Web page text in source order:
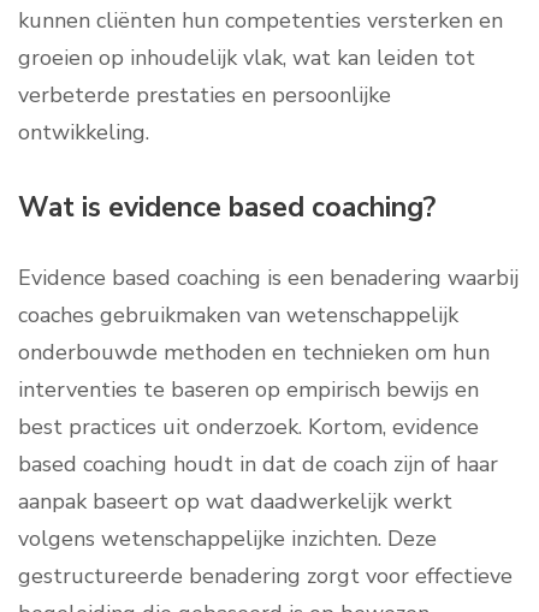
kunnen cliënten hun competenties versterken en
groeien op inhoudelijk vlak, wat kan leiden tot
verbeterde prestaties en persoonlijke
ontwikkeling.
Wat is evidence based coaching?
Evidence based coaching is een benadering waarbij
coaches gebruikmaken van wetenschappelijk
onderbouwde methoden en technieken om hun
interventies te baseren op empirisch bewijs en
best practices uit onderzoek. Kortom, evidence
based coaching houdt in dat de coach zijn of haar
aanpak baseert op wat daadwerkelijk werkt
volgens wetenschappelijke inzichten. Deze
gestructureerde benadering zorgt voor effectieve